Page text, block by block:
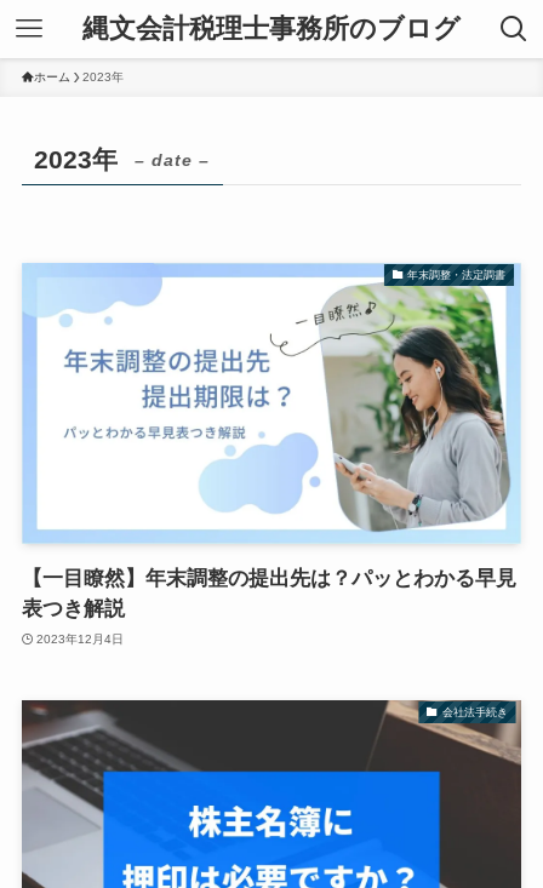
縄文会計税理士事務所のブログ
ホーム 2023年
2023年 – date –
年末調整・法定調書
【一目瞭然】年末調整の提出先は？パッとわかる早見
表つき解説
2023年12月4日
会社法手続き